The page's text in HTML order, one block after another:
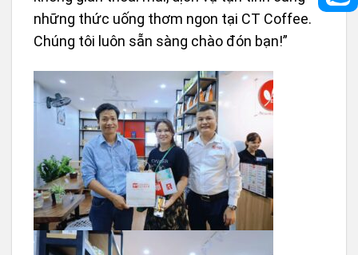
những thức uống thơm ngon tại CT Coffee.
Chúng tôi luôn sẵn sàng chào đón bạn!”